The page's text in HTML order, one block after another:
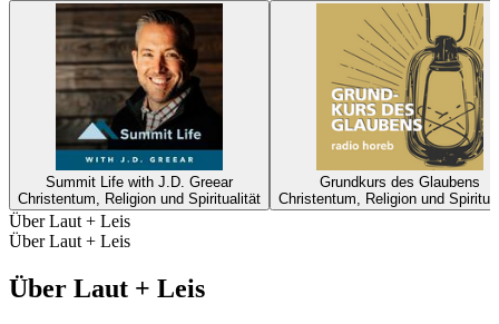
Summit Life with J.D. Greear
Christentum, Religion und Spiritualität
Grundkurs des Glaubens
Christentum, Religion und
Über Laut + Leis
Über Laut + Leis
Über Laut + Leis